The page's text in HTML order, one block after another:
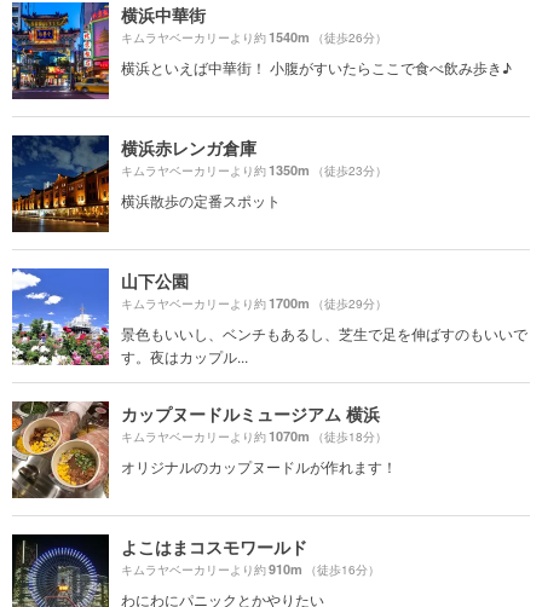
横浜中華街
キムラヤベーカリーより約1540m （徒歩26分）
横浜といえば中華街！ 小腹がすいたらここで食べ飲み歩き♪
横浜赤レンガ倉庫
キムラヤベーカリーより約1350m （徒歩23分）
横浜散歩の定番スポット
山下公園
キムラヤベーカリーより約1700m （徒歩29分）
景色もいいし、ベンチもあるし、芝生で足を伸ばすのもいいで
す。夜はカップル...
カップヌードルミュージアム 横浜
キムラヤベーカリーより約1070m （徒歩18分）
オリジナルのカップヌードルが作れます！
よこはまコスモワールド
キムラヤベーカリーより約910m （徒歩16分）
わにわにパニックとかやりたい